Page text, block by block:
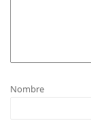
Nombre